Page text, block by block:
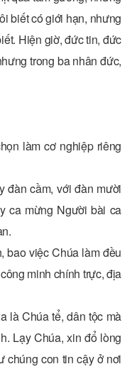
biết có giới hạn, nhưng
Hiện giờ, đức tin, đức
trong ba nhân đức,
làm cơ nghiệp riêng
đàn cầm, với đàn mười
ca mừng Người bài ca
bao việc Chúa làm đều
minh chính trực, địa
là Chúa tể, dân tộc mà
Lạy Chúa, xin đổ lòng
chúng con tin cậy ở nơi